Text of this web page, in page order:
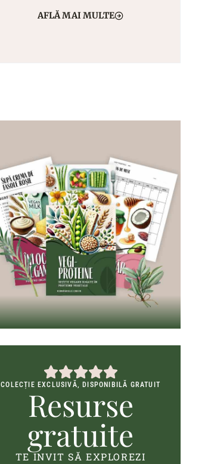
AFLĂ MAI MULTE
COLECȚIE EXCLUSIVĂ, DISPONIBILĂ GRATUIT
Resurse
gratuite
TE INVIT SĂ EXPLOREZI